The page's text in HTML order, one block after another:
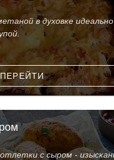
в духовке идеально
ПЕРЕЙТИ
с сыром -